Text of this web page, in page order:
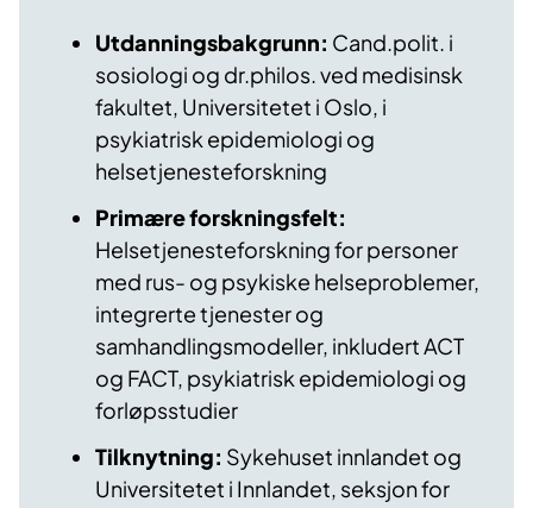
Utdanningsbakgrunn: Cand.polit. i
sosiologi og dr.philos. ved medisinsk
fakultet, Universitetet i Oslo, i
psykiatrisk epidemiologi og
helsetjenesteforskning
Primære forskningsfelt:
Helsetjenesteforskning for personer
med rus- og psykiske helseproblemer,
integrerte tjenester og
samhandlingsmodeller, inkludert ACT
og FACT, psykiatrisk epidemiologi og
forløpsstudier
Tilknytning: Sykehuset innlandet og
Universitetet i Innlandet, seksjon for